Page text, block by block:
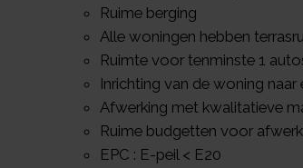
Ruime berging
Alle woningen hebben
Ruimte voor tenminste 1
Inrichting van de woning naar
Afwerking met kwalitatieve
Ruime budgetten voor
EPC : E-peil < E20